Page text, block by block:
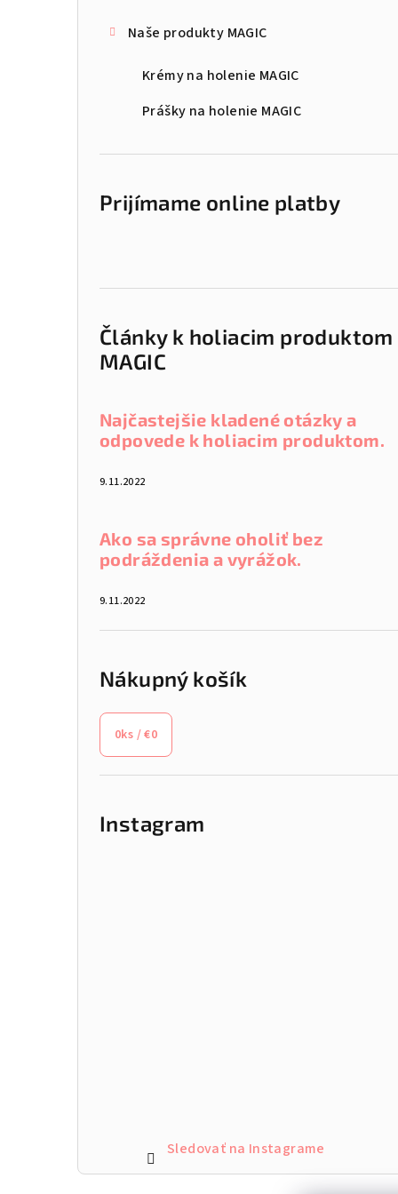
Naše produkty MAGIC
Krémy na holenie MAGIC
Prášky na holenie MAGIC
Prijímame online platby
Články k holiacim produktom
MAGIC
Najčastejšie kladené otázky a
odpovede k holiacim produktom.
9.11.2022
Ako sa správne oholiť bez
podráždenia a vyrážok.
9.11.2022
Nákupný košík
0ks /€0
Instagram
Sledovať na Instagrame